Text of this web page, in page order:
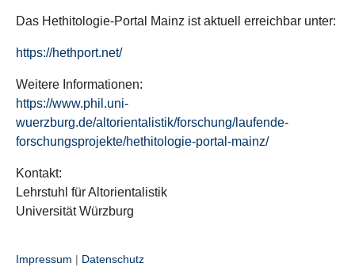
Das Hethitologie-Portal Mainz ist aktuell erreichbar unter:
https://hethport.net/
Weitere Informationen:
https://www.phil.uni-
wuerzburg.de/altorientalistik/forschung/laufende-
forschungsprojekte/hethitologie-portal-mainz/
Kontakt:
Lehrstuhl für Altorientalistik
Universität Würzburg
Impressum | Datenschutz